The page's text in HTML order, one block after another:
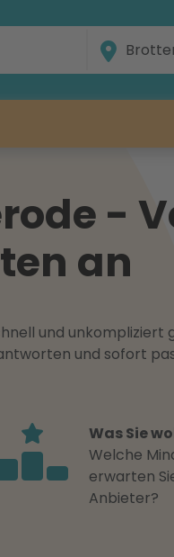
-
an
und unkompliziert
und sofort
Was Sie
Welche
erwarten
Anbieter?